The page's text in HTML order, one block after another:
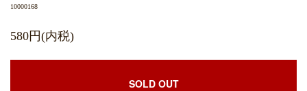
10000168
580円(内税)
SOLD OUT